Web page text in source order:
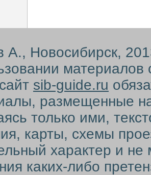
А., Новосибирск,
материалов
sib-guide.ru
размещенные
только ими,
карты, схемы
характер и
каких-либо